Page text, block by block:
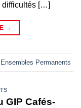
difficultés […]
→
Ensembles Permanents
GIP Cafés-